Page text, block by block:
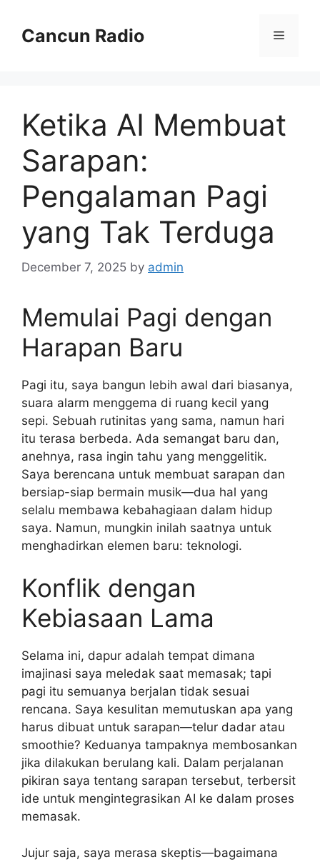
contentCancun Radio Menu
Ketika AI Membuat
Sarapan:
Pengalaman Pagi
yang Tak Terduga
December 7, 2025 by admin
Memulai Pagi dengan
Harapan Baru
Pagi itu, saya bangun lebih awal dari biasanya,
suara alarm menggema di ruang kecil yang
sepi. Sebuah rutinitas yang sama, namun hari
itu terasa berbeda. Ada semangat baru dan,
anehnya, rasa ingin tahu yang menggelitik.
Saya berencana untuk membuat sarapan dan
bersiap-siap bermain musik—dua hal yang
selalu membawa kebahagiaan dalam hidup
saya. Namun, mungkin inilah saatnya untuk
menghadirkan elemen baru: teknologi.
Konflik dengan
Kebiasaan Lama
Selama ini, dapur adalah tempat dimana
imajinasi saya meledak saat memasak; tapi
pagi itu semuanya berjalan tidak sesuai
rencana. Saya kesulitan memutuskan apa yang
harus dibuat untuk sarapan—telur dadar atau
smoothie? Keduanya tampaknya membosankan
jika dilakukan berulang kali. Dalam perjalanan
pikiran saya tentang sarapan tersebut, terbersit
ide untuk mengintegrasikan AI ke dalam proses
memasak.
Jujur saja, saya merasa skeptis—bagaimana